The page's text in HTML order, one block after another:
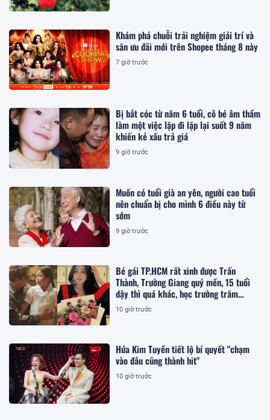
Khám phá chuỗi trải nghiệm giải trí và
săn ưu đãi mới trên Shopee tháng 8 này
7 giờ trước
Bị bắt cóc từ năm 6 tuổi, cô bé âm thầm
làm một việc lặp đi lặp lại suốt 9 năm
khiến kẻ xấu trả giá
9 giờ trước
Muốn có tuổi già an yên, người cao tuổi
nên chuẩn bị cho mình 6 điều này từ
sớm
9 giờ trước
Bé gái TP.HCM rất xinh được Trấn
Thành, Trường Giang quý mến, 15 tuổi
dậy thì quá khác, học trường trăm
triệu/năm
10 giờ trước
Hứa Kim Tuyền tiết lộ bí quyết "chạm
vào đâu cũng thành hit"
10 giờ trước